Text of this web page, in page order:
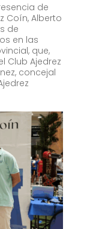
de
Coín, Alberto
de
en las
que,
Club Ajedrez
concejal